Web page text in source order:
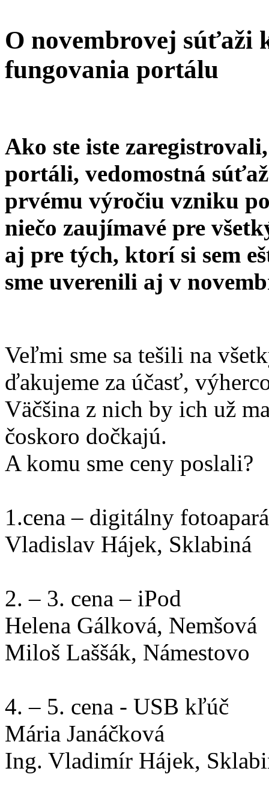
O novembrovej súťaži
fungovania portálu
Ako ste iste
portáli, vedomostná
prvému výročiu vzniku
niečo zaujímavé pre
aj pre tých, ktorí si sem
sme uverenili aj v
Veľmi sme sa tešili na
ďakujeme za účasť,
Väčšina z nich by ich už
čoskoro dočkajú.
A komu sme ceny poslali?
1.cena – digitálny
Vladislav Hájek, Sklabiná
2. – 3. cena – iPod
Helena Gálková, Nemšová
Miloš Laššák, Námestovo
4. – 5. cena - USB kľúč
Mária Janáčková
Ing. Vladimír Hájek,